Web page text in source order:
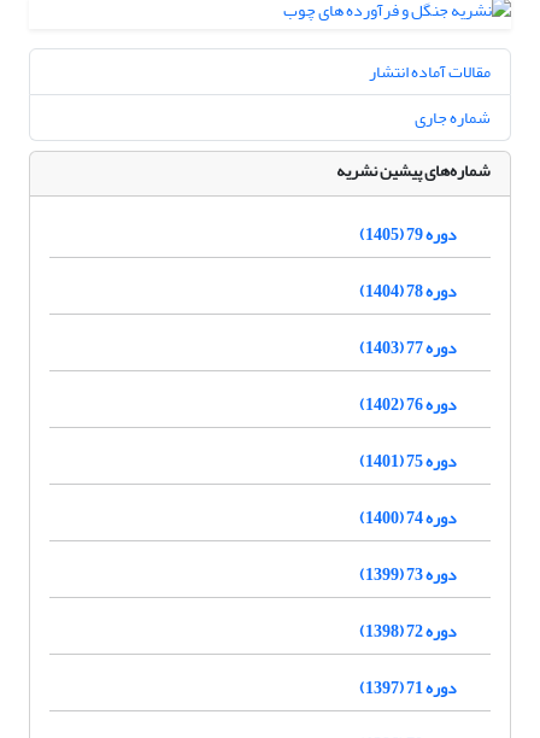
مقالات آماده انتشار
شماره جاری
شماره‌های پیشین نشریه
دوره 79 (1405)
دوره 78 (1404)
دوره 77 (1403)
دوره 76 (1402)
دوره 75 (1401)
دوره 74 (1400)
دوره 73 (1399)
دوره 72 (1398)
دوره 71 (1397)